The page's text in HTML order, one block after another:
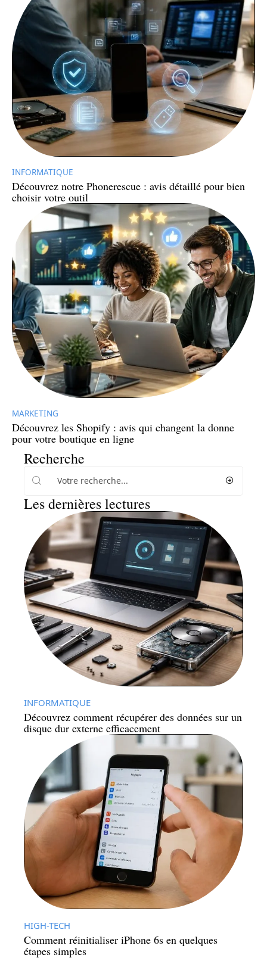
INFORMATIQUE
Découvrez notre Phonerescue : avis détaillé pour bien
choisir votre outil
MARKETING
Découvrez les Shopify : avis qui changent la donne
pour votre boutique en ligne
Recherche
Les dernières lectures
INFORMATIQUE
Découvrez comment récupérer des données sur un
disque dur externe efficacement
HIGH-TECH
Comment réinitialiser iPhone 6s en quelques
étapes simples